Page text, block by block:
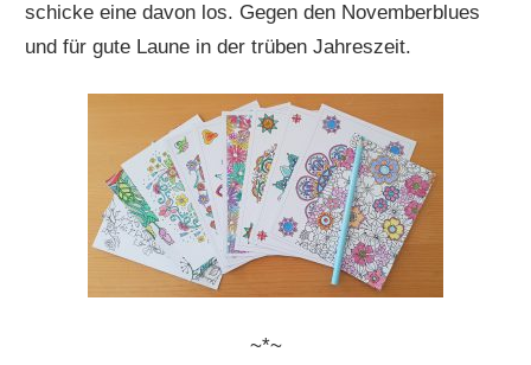
schicke eine davon los. Gegen den Novemberblues
und für gute Laune in der trüben Jahreszeit.
~*~